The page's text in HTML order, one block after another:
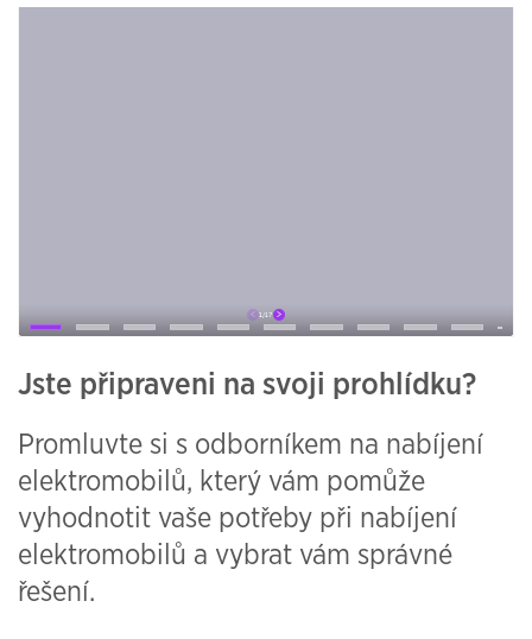
Jste připraveni na svoji prohlídku?
Promluvte si s odborníkem na nabíjení
elektromobilů, který vám pomůže
vyhodnotit vaše potřeby při nabíjení
elektromobilů a vybrat vám správné
řešení.